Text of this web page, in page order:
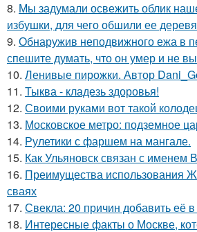
8. Мы задумали освежить облик
избушки, для чего обшили ее
9. Обнаружив неподвижного ежа в
спешите думать, что он умер и не
10. Ленивые пирожки. Автор
11. Тыква - кладезь здоровья!
12. Своими руками вот такой
13. Московское метро: подземное
14. Рулетики с фаршем на мангале.
15. Как Ульяновск связан с именем
16. Преимущества использования
сваях
17. Свекла: 20 причин добавить её
18. Интересные факты о Москве,